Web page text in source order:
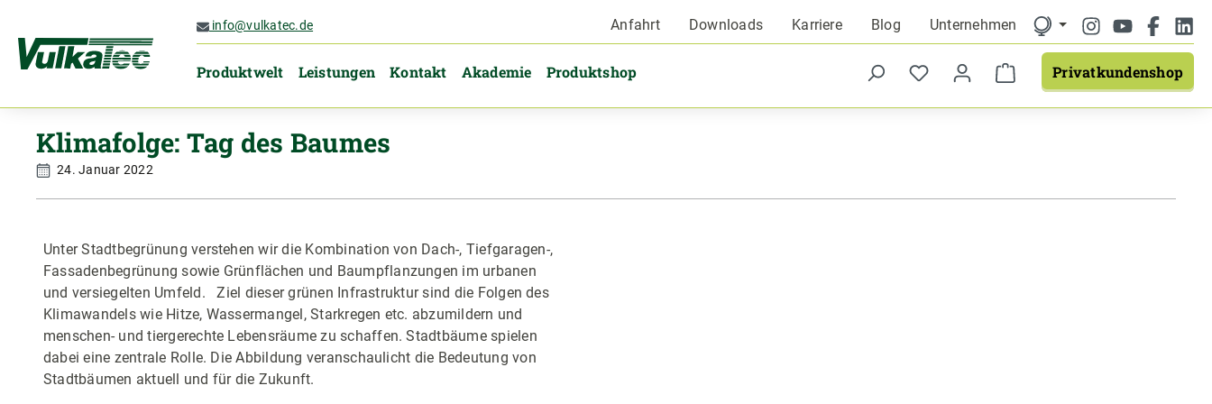
Zur Hauptnavigation springeninfo@vulkatec.de Anfahrt Downloads Karriere Blog Unternehmen
Produktwelt Leistungen Kontakt Akademie Produktshop Privatkundenshop
Klimafolge: Tag des Baumes
24. Januar 2022
Unter Stadtbegrünung verstehen wir die Kombination von Dach-, Tiefgaragen-,
Fassadenbegrünung sowie Grünflächen und Baumpflanzungen im urbanen
und versiegelten Umfeld. Ziel dieser grünen Infrastruktur sind die Folgen des
Klimawandels wie Hitze, Wassermangel, Starkregen etc. abzumildern und
menschen- und tiergerechte Lebensräume zu schaffen. Stadtbäume spielen
dabei eine zentrale Rolle. Die Abbildung veranschaulicht die Bedeutung von
Stadtbäumen aktuell und für die Zukunft.